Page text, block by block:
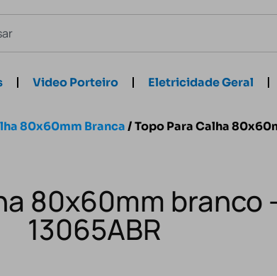
Video Porteiro Eletricidade Geral
80x60mm Branca/ Topo Para Calha
80x60mm branco
13065ABR